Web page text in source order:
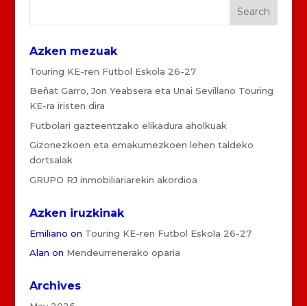
Azken mezuak
Touring KE-ren Futbol Eskola 26-27
Beñat Garro, Jon Yeabsera eta Unai Sevillano Touring
KE-ra iristen dira
Futbolari gazteentzako elikadura aholkuak
Gizonezkoen eta emakumezkoen lehen taldeko
dortsalak
GRUPO RJ inmobiliariarekin akordioa
Azken iruzkinak
Emiliano on Touring KE-ren Futbol Eskola 26-27
Alan on Mendeurrenerako oparia
Archives